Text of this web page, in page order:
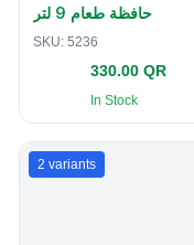
حافظة طعام 9 لتر
SKU: 5236
330.00 QR
In Stock
2 variants